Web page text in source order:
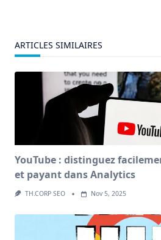
ARTICLES SIMILAIRES
YouTube : distinguez
et payant dans Analytics
TH.CORP SEO Nov 5, 2025